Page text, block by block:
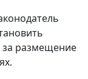
за размещение